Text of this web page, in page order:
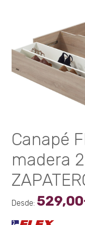
Canapé
madera
Desde: 529,00